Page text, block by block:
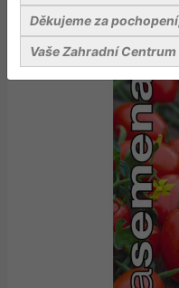
Dobrá semena Rajče
Děkujeme za
Vaše Zahradní